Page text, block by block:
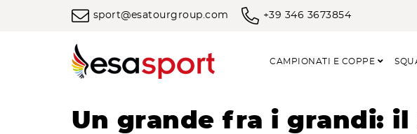
sport@esatourgroup.com +39 346 3673854
CAMPIONATI E COPPE
Un grande fra i grandi: il